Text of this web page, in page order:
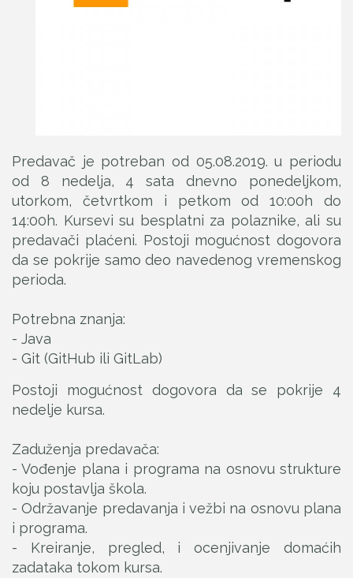
Predavač je potreban od 05.08.2019. u periodu
od 8 nedelja, 4 sata dnevno ponedeljkom,
utorkom, četvrtkom i petkom od 10:00h do
14:00h. Kursevi su besplatni za polaznike, ali su
predavači plaćeni. Postoji mogućnost dogovora
da se pokrije samo deo navedenog vremenskog
perioda.
Potrebna znanja:
- Java
- Git (GitHub ili GitLab)
Postoji mogućnost dogovora da se pokrije 4
nedelje kursa.
Zaduženja predavača:
- Vođenje plana i programa na osnovu strukture
koju postavlja škola.
- Održavanje predavanja i vežbi na osnovu plana
i programa.
- Kreiranje, pregled, i ocenjivanje domaćih
zadataka tokom kursa.